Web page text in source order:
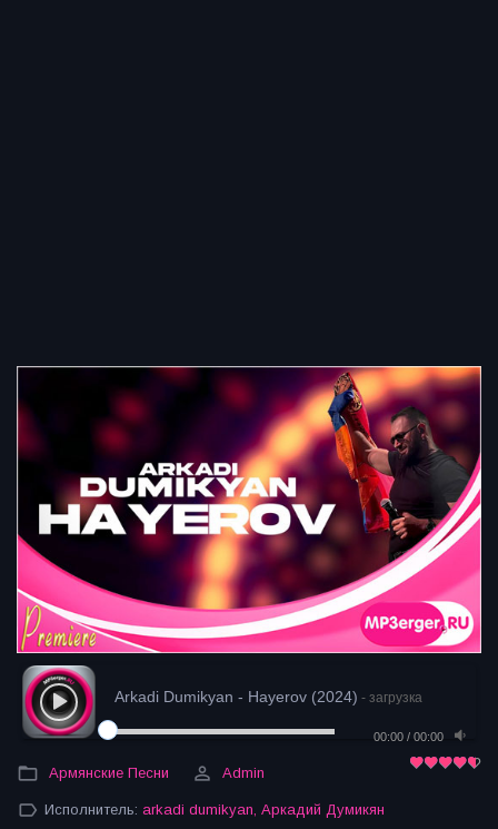
Arkadi Dumikyan - Hayerov (2024) - загрузка
00:00 / 00:00
Армянские Песни Admin
Исполнитель: arkadi dumikyan Аркадий Думикян